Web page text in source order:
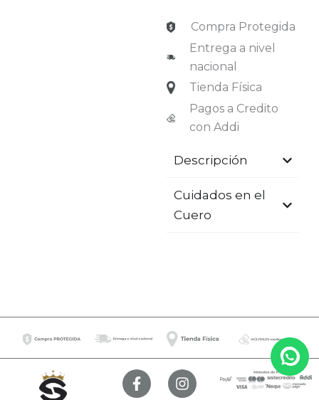
Compra Protegida
Entrega a nivel
nacional
Tienda Física
Pagos a Credito
con Addi
Descripción
Cuidados en el
Cuero
F
a
I
n